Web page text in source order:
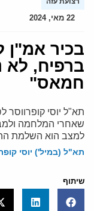
22 מאי, 2024
בכיר
ברפיח, לא
חמאס"
תא"ל יוסי קופרווסר
שאחרי המלחמה
למצב הוא השלמת
תא"ל (במיל') יוסי
שיתוף